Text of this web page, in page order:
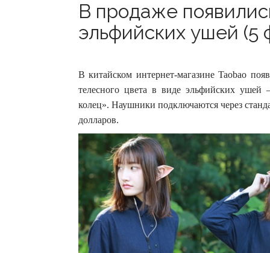
В продаже
эльфийских ушей (5
В китайском интернет-магазине Taobao
телесного цвета в виде эльфийских
колец». Наушники подключаются через
долларов.